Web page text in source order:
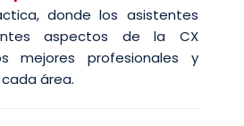
donde los asistentes
aspectos de la CX
mejores profesionales y
área.